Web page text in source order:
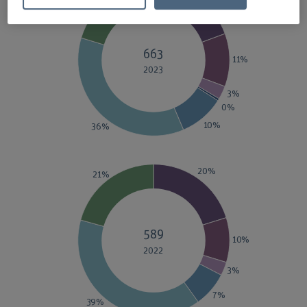
663
2023
11%
3%
0%
10%
36%
589
2022
20%
10%
3%
7%
39%
21%